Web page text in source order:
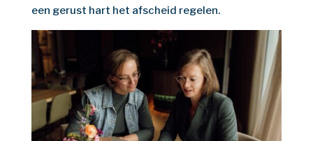
een gerust hart het afscheid regelen.